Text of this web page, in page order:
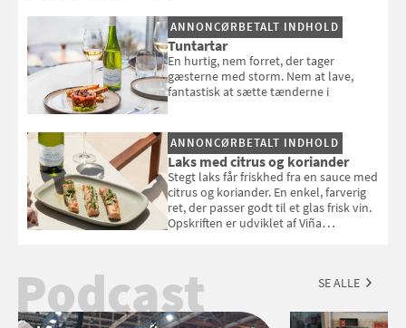
smag" af Jamie Oliver.
ANNONCØRBETALT INDHOLD
Tuntartar
En hurtig, nem forret, der tager
gæsterne med storm. Nem at lave,
fantastisk at sætte tænderne i
ANNONCØRBETALT INDHOLD
Laks med citrus og koriander
Stegt laks får friskhed fra en sauce med
citrus og koriander. En enkel, farverig
ret, der passer godt til et glas frisk vin.
Opskriften er udviklet af Viña
Podcast SE ALLE